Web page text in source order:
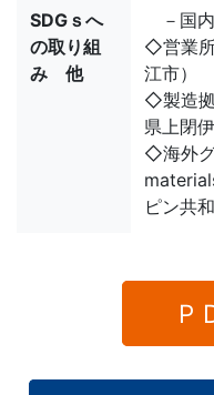
SDGｓへ
の取り組
み 他
－国内
◇営業
江市）
◇製造
県上閉伊
◇海外
ピン共